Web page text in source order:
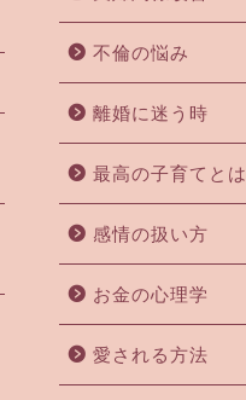
不倫の悩み
離婚に迷う時
最高の子育てとは
感情の扱い方
お金の心理学
愛される方法